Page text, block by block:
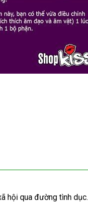
hội qua đường tình dục.